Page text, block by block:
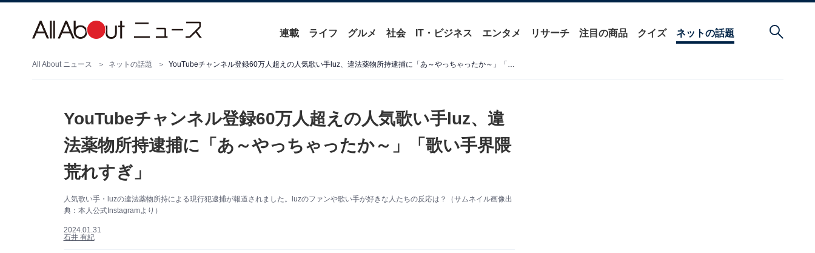
連載 ライフ グルメ 社会 IT・ビジネス エンタメ リサーチ 注目の商品 クイズ ネットの話題
All About ニュース ネットの話題 YouTubeチャンネル登録60万人超えの人気歌い手luz、違法薬物所持逮捕に「あ～やっちゃったか～」「歌い手界隈荒れすぎ」
YouTubeチャンネル登録60万人超えの人気歌い手luz、違
法薬物所持逮捕に「あ～やっちゃったか～」「歌い手界隈
荒れすぎ」
人気歌い手・luzの違法薬物所持による現行犯逮捕が報道されました。luzのファンや歌い手が好きな人たちの反応は？（サムネイル画像出
典：本人公式Instagramより）
2024.01.31
石井 有紀